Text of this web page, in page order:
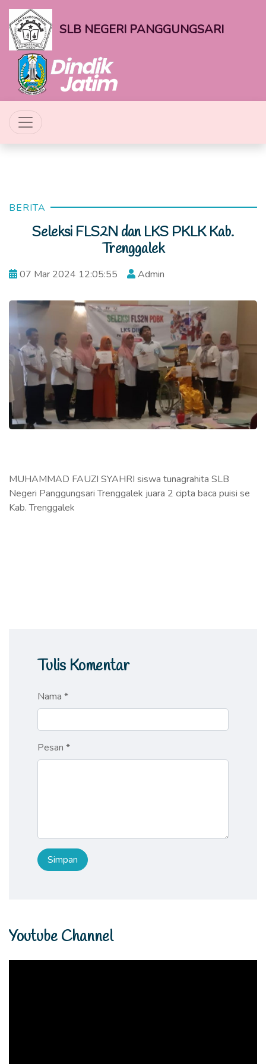
SLB NEGERI PANGGUNGSARI
BERITA
Seleksi FLS2N dan LKS PKLK Kab.
Trenggalek
07 Mar 2024 12:05:55 Admin
MUHAMMAD FAUZI SYAHRI siswa tunagrahita SLB
Negeri Panggungsari Trenggalek juara 2 cipta baca puisi se
Kab. Trenggalek
Tulis Komentar
Nama *
Pesan *
Youtube Channel